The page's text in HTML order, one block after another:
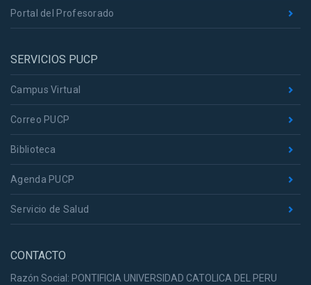
Portal del Profesorado
SERVICIOS PUCP
Campus Virtual
Correo PUCP
Biblioteca
Agenda PUCP
Servicio de Salud
CONTACTO
Razón Social: PONTIFICIA UNIVERSIDAD CATOLICA DEL PERU